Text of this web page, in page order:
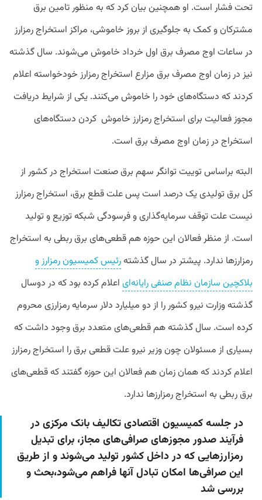
تحت فشار است. او همچنین بیان کرد که به منظور تامین برق
مشترکان و کمک به جلوگیری از بروز خاموشی، مراکز استخراج رمزارز
در ساعات اوج مصرف برق اول خرداد خاموش می‌شوند. سال گذشته
نیز در زمان اوج مصرف برق مزارع استخراج رمزارز خودخواسته اعلام
کردند که دستگاه‌‌های خود را خاموش می‌کنند. یکی از شرایط دریافت
مجوز فعالیت برای استخراج رمزارز خاموش کردن دستگاه‌های
استخراج در زمان اوج مصرف برق است.
البته براساس توییت توانگر سهم برق صنعت استخراج در کشور از
کل برق تولیدی یک درصد است پس علت قطع برق، استخراج رمزارز
نیست علت توقف سرمایه‌گذاری و فرسودگی شبکه توزیع و تولید
است. از منظر فعالان این حوزه هم قطعی‌های برق ربطی به استخراج
رمزارزها ندارد. پیشتر در سال گذشتهرئیس کمیسیون رمزارز و
بلاکچین سازمان نظام صنفی رایانه‌ای اعلام کرده بود که در دوسال
گذشته وزارت نیرو کشور را از دو میلیارد دلار سرمایه رمزارزی محروم
کرده است. سال گذشته هم قطعی‌های متعدد برق وجود داشت که
بسیاری از مسئولان چون وزیر نیرو علت قطعی برق را استخراج رمزارز
اعلام کردند که همان زمان هم فعالان این حوزه گفتند که قطعی‌های
برق ربطی به استخراج رمزارزها ندارد.
در جلسه کمیسیون اقتصادی تکالیف بانک مرکزی در
فرآیند صدور مجوزهای صرافی‌های مجاز، برای تبدیل
رمزارزهایی که در داخل کشور تولید می‌شوند و از طریق
این صرافی‌ها امکان تبادل آنها فراهم می‌شود،بحث و
بررسی شد